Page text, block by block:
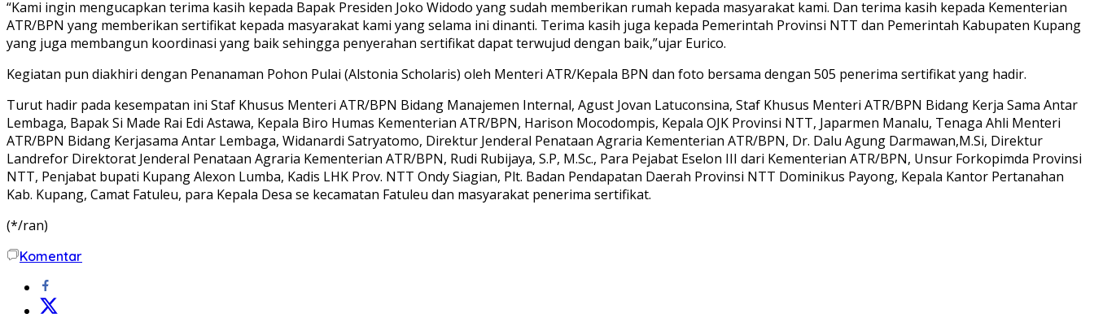
“Kami ingin mengucapkan terima kasih kepada Bapak Presiden Joko Widodo yang sudah memberikan rumah kepada masyarakat kami. Dan terima kasih kepada Kementerian
ATR/BPN yang memberikan sertifikat kepada masyarakat kami yang selama ini dinanti. Terima kasih juga kepada Pemerintah Provinsi NTT dan Pemerintah Kabupaten Kupang
yang juga membangun koordinasi yang baik sehingga penyerahan sertifikat dapat terwujud dengan baik,”ujar Eurico.
Kegiatan pun diakhiri dengan Penanaman Pohon Pulai (Alstonia Scholaris) oleh Menteri ATR/Kepala BPN dan foto bersama dengan 505 penerima sertifikat yang hadir.
Turut hadir pada kesempatan ini Staf Khusus Menteri ATR/BPN Bidang Manajemen Internal, Agust Jovan Latuconsina, Staf Khusus Menteri ATR/BPN Bidang Kerja Sama Antar
Lembaga, Bapak Si Made Rai Edi Astawa, Kepala Biro Humas Kementerian ATR/BPN, Harison Mocodompis, Kepala OJK Provinsi NTT, Japarmen Manalu, Tenaga Ahli Menteri
ATR/BPN Bidang Kerjasama Antar Lembaga, Widanardi Satryatomo, Direktur Jenderal Penataan Agraria Kementerian ATR/BPN, Dr. Dalu Agung Darmawan,M.Si, Direktur
Landrefor Direktorat Jenderal Penataan Agraria Kementerian ATR/BPN, Rudi Rubijaya, S.P, M.Sc., Para Pejabat Eselon III dari Kementerian ATR/BPN, Unsur Forkopimda Provinsi
NTT, Penjabat bupati Kupang Alexon Lumba, Kadis LHK Prov. NTT Ondy Siagian, Plt. Badan Pendapatan Daerah Provinsi NTT Dominikus Payong, Kepala Kantor Pertanahan
Kab. Kupang, Camat Fatuleu, para Kepala Desa se kecamatan Fatuleu dan masyarakat penerima sertifikat.
(*/ran)
Komentar